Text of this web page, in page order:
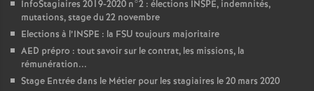
InfoStagiaires 2019-2020 n°2 : élections INSPE, indemnités,
mutations, stage du 22 novembre
Elections à l’INSPE : la FSU toujours majoritaire
AED prépro : tout savoir sur le contrat, les missions, la
rémunération...
Stage Entrée dans le Métier pour les stagiaires le 20 mars 2020